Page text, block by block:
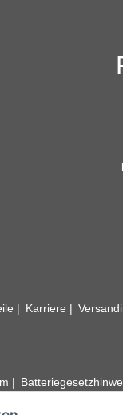
Karriere